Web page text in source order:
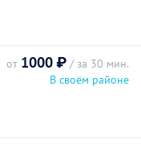
от 1000 ₽ / за 30 мин.
В своём районе